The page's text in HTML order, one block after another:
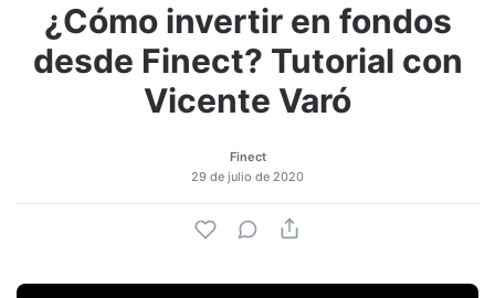
¿Cómo invertir en fondos
desde Finect? Tutorial con
Vicente Varó
Finect
29 de julio de 2020